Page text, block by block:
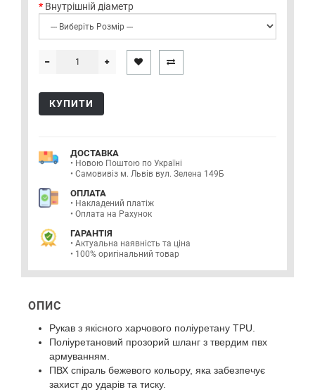
Внутрішній діаметр
КУПИТИ
ДОСТАВКА
• Новою Поштою по Україні
• Самовивіз м. Львів вул. Зелена 149Б
ОПЛАТА
• Накладений платіж
• Оплата на Рахунок
ГАРАНТІЯ
• Актуальна наявність та ціна
• 100% оригінальний товар
ОПИС
Рукав з якісного харчового поліуретану TPU.
Поліуретановий прозорий шланг з твердим пвх
армуванням.
ПВХ спіраль бежевого кольору, яка забезпечує
захист до ударів та тиску.